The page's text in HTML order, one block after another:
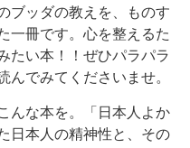
ブッダの教えを、ものす
一冊です。心を整えるた
たい本！！ぜひパラパラ
でみてくださいませ。
んな本を。「日本人よか
日本人の精神性と、その